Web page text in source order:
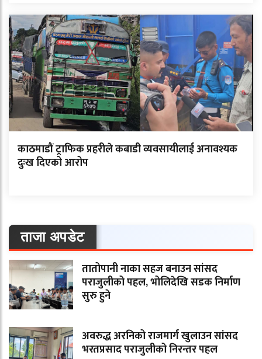
काठमाडौं ट्राफिक प्रहरीले कबाडी व्यवसायीलाई अनावश्यक
दुःख दिएको आरोप
ताजा अपडेट
तातोपानी नाका सहज बनाउन सांसद
पराजुलीको पहल, भोलिदेखि सडक निर्माण
सुरु हुने
अवरुद्ध अरनिको राजमार्ग खुलाउन सांसद
भरतप्रसाद पराजुलीको निरन्तर पहल